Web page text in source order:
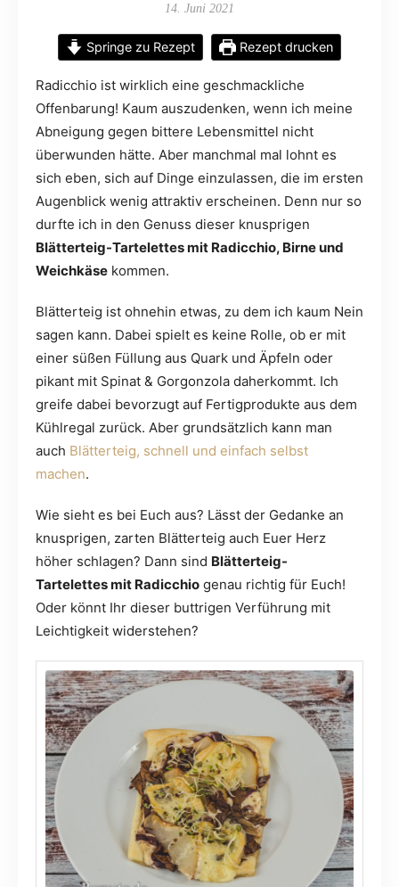
14. Juni 2021
Springe zu Rezept Rezept drucken
Radicchio ist wirklich eine geschmackliche
Offenbarung! Kaum auszudenken, wenn ich meine
Abneigung gegen bittere Lebensmittel nicht
überwunden hätte. Aber manchmal mal lohnt es
sich eben, sich auf Dinge einzulassen, die im ersten
Augenblick wenig attraktiv erscheinen. Denn nur so
durfte ich in den Genuss dieser knusprigen
Blätterteig-Tartelettes mit Radicchio, Birne und
Weichkäse kommen.
Blätterteig ist ohnehin etwas, zu dem ich kaum Nein
sagen kann. Dabei spielt es keine Rolle, ob er mit
einer süßen Füllung aus Quark und Äpfeln oder
pikant mit Spinat & Gorgonzola daherkommt. Ich
greife dabei bevorzugt auf Fertigprodukte aus dem
Kühlregal zurück. Aber grundsätzlich kann man
auch Blätterteig, schnell und einfach selbst
machen.
Wie sieht es bei Euch aus? Lässt der Gedanke an
knusprigen, zarten Blätterteig auch Euer Herz
höher schlagen? Dann sind Blätterteig-
Tartelettes mit Radicchio genau richtig für Euch!
Oder könnt Ihr dieser buttrigen Verführung mit
Leichtigkeit widerstehen?